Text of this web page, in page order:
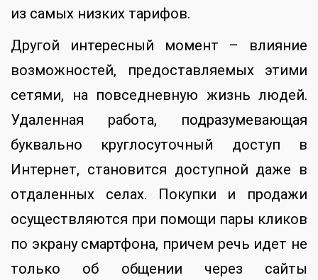
из самых низких тарифов.
Другой интересный момент – влияние
возможностей, предоставляемых этими
сетями, на повседневную жизнь людей.
Удаленная работа, подразумевающая
буквально круглосуточный доступ в
Интернет, становится доступной даже в
отдаленных селах. Покупки и продажи
осуществляются при помощи пары кликов
по экрану смартфона, причем речь идет не
только об общении через сайты